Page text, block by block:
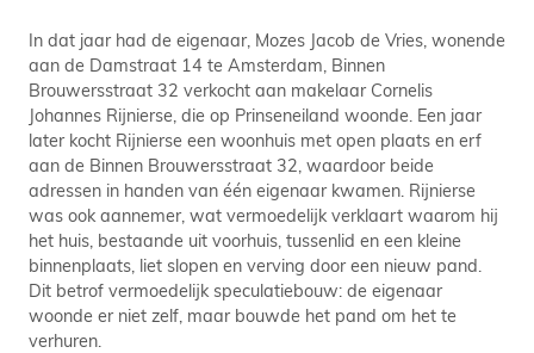
In dat jaar had de eigenaar, Mozes Jacob de Vries, wonende
aan de Damstraat 14 te Amsterdam, Binnen
Brouwersstraat 32 verkocht aan makelaar Cornelis
Johannes Rijnierse, die op Prinseneiland woonde. Een jaar
later kocht Rijnierse een woonhuis met open plaats en erf
aan de Binnen Brouwersstraat 32, waardoor beide
adressen in handen van één eigenaar kwamen. Rijnierse
was ook aannemer, wat vermoedelijk verklaart waarom hij
het huis, bestaande uit voorhuis, tussenlid en een kleine
binnenplaats, liet slopen en verving door een nieuw pand.
Dit betrof vermoedelijk speculatiebouw: de eigenaar
woonde er niet zelf, maar bouwde het pand om het te
verhuren.